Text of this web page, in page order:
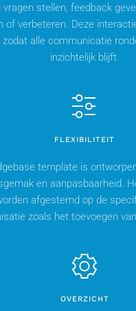
vragen stellen, feedback
of verbeteren. Deze
zodat alle communicatie
inzichtelijk blijft.
FLEXIBILITEIT
template is
en aanpasbaarheid.
afgestemd op de
zoals het toevoegen
OVERZICHT